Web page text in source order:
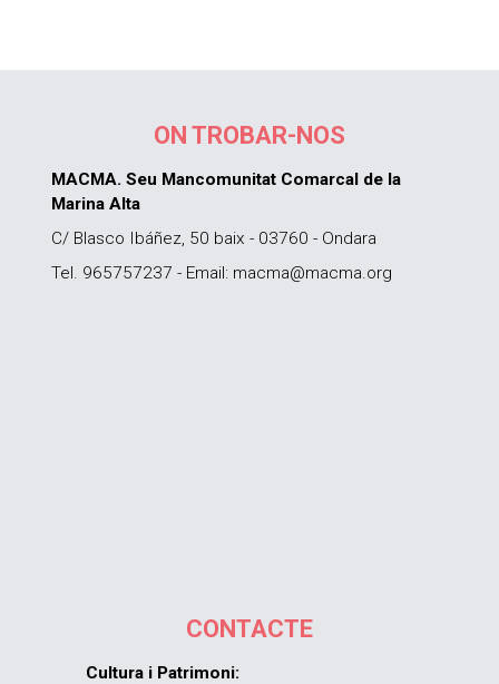
ON TROBAR-NOS
MACMA. Seu Mancomunitat Comarcal de la
Marina Alta
C/ Blasco Ibáñez, 50 baix - 03760 - Ondara
Tel. 965757237 - Email: macma@macma.org
CONTACTE
Cultura i Patrimoni: